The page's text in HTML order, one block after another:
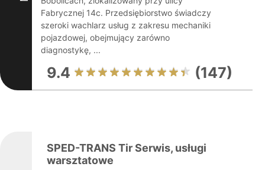
Fabrycznej 14c. Przedsiębiorstwo świadczy
szeroki wachlarz usług z zakresu mechaniki
pojazdowej, obejmujący zarówno
diagnostykę, ...
9.4 (147)
SPED-TRANS Tir Serwis, usługi
warsztatowe